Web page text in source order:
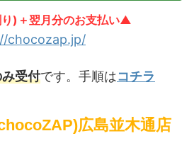
)＋翌月分のお支払い▲
chocozap.jp/
受付です。手順はコチラ
広島並木通店